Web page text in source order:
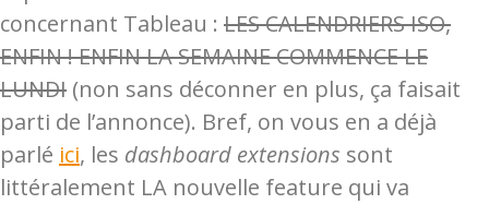
concernant Tableau : LES CALENDRIERS ISO,
ENFIN ! ENFIN LA SEMAINE COMMENCE LE
LUNDI (non sans déconner en plus, ça faisait
parti de l’annonce). Bref, on vous en a déjà
parlé ici, les dashboard extensions sont
littéralement LA nouvelle feature qui va